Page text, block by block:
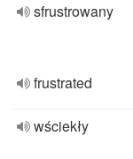
sfrustrowany
frustrated
wściekły